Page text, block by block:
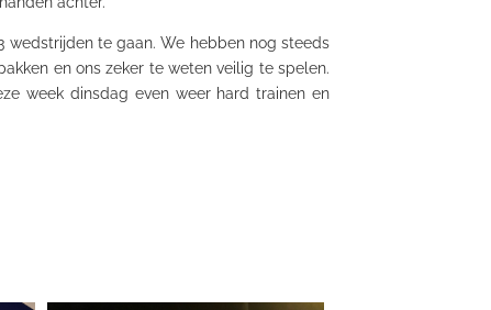
te gaan. We hebben nog steeds
en ons zeker te weten veilig te spelen.
week dinsdag even weer hard trainen en